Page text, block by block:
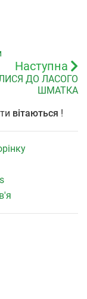
Наступна
ДО ЛАСОГО
ШМАТКА
вітаються !